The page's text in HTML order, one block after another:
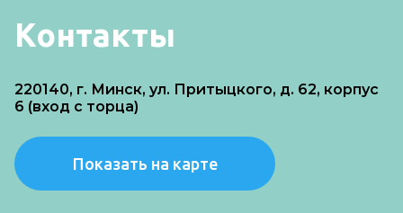
Контакты
220140, г. Минск, ул. Притыцкого, д. 62, корпус
6 (вход с торца)
Показать на карте